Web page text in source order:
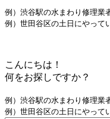
例）渋谷駅の水まわり修理業
例）世田谷区の土日にやって
こんにちは！
何をお探しですか？
例）渋谷駅の水まわり修理業
例）世田谷区の土日にやって